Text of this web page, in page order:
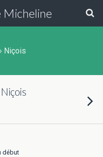
Micheline
Niçois
début